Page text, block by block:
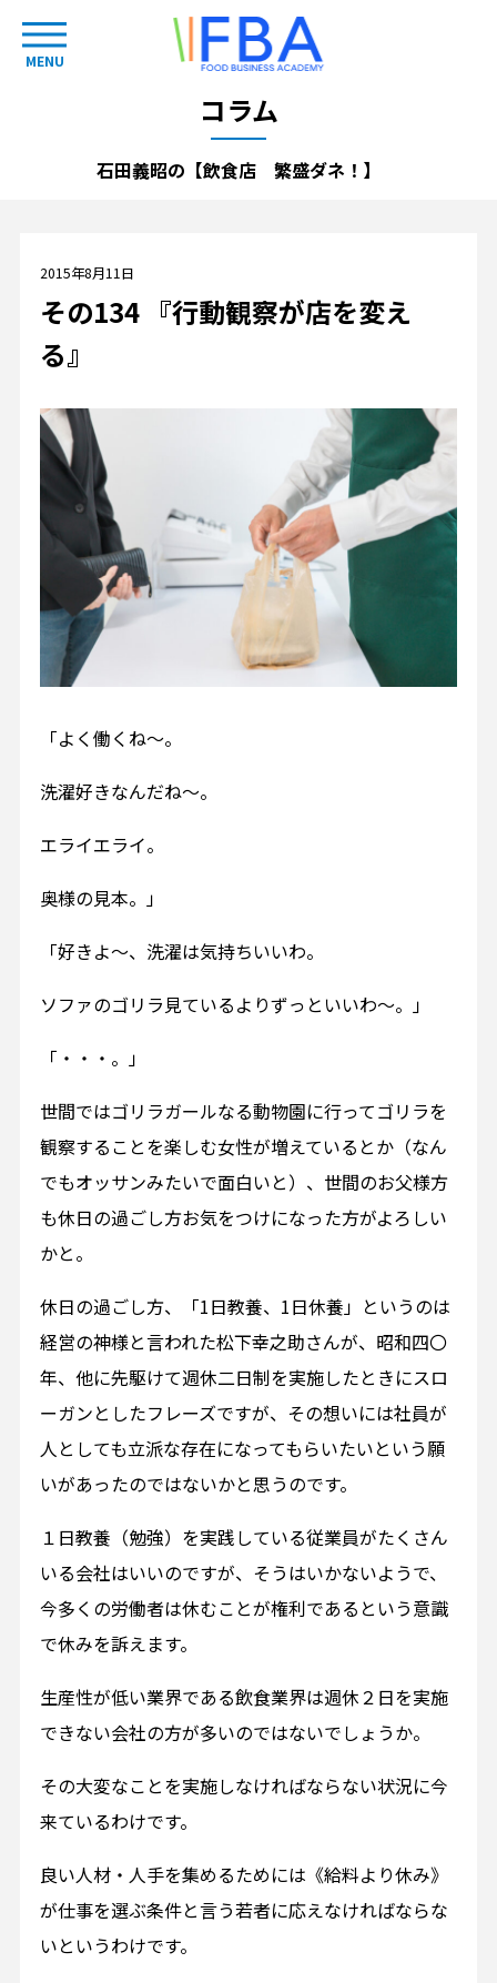
MENU
コラム
石田義昭の【飲食店 繁盛ダネ！】
2015年8月11日
その134 『行動観察が店を変え
る』
「よく働くね～。
洗濯好きなんだね～。
エライエライ。
奥様の見本。」
「好きよ～、洗濯は気持ちいいわ。
ソファのゴリラ見ているよりずっといいわ～。」
「・・・。」
世間ではゴリラガールなる動物園に行ってゴリラを
観察することを楽しむ女性が増えているとか（なん
でもオッサンみたいで面白いと）、世間のお父様方
も休日の過ごし方お気をつけになった方がよろしい
かと。
休日の過ごし方、「1日教養、1日休養」というのは
経営の神様と言われた松下幸之助さんが、昭和四〇
年、他に先駆けて週休二日制を実施したときにスロ
ーガンとしたフレーズですが、その想いには社員が
人としても立派な存在になってもらいたいという願
いがあったのではないかと思うのです。
１日教養（勉強）を実践している従業員がたくさん
いる会社はいいのですが、そうはいかないようで、
今多くの労働者は休むことが権利であるという意識
で休みを訴えます。
生産性が低い業界である飲食業界は週休２日を実施
できない会社の方が多いのではないでしょうか。
その大変なことを実施しなければならない状況に今
来ているわけです。
良い人材・人手を集めるためには《給料より休み》
が仕事を選ぶ条件と言う若者に応えなければならな
いというわけです。